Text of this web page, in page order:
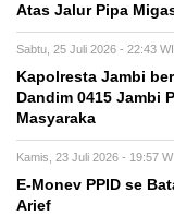
Atas Jalur Pipa
Sabtu, 25 Juli 2026 - 22:43
Kapolresta Jambi
Dandim 0415 Jambi
Masyaraka
Kamis, 23 Juli 2026 - 19:57
E-Monev PPID se
Arief